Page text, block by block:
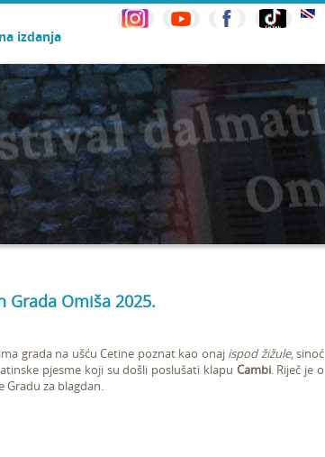
izdanja
Grada Omiša 2025.
grada na ušću Cetine poznat kao onaj ispod žižule, sinoć
pjesme koji su došli poslušati klapu Cambi. Riječ je o
Gradu za blagdan.